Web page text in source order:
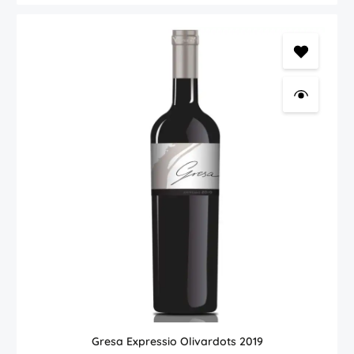
Vielschichtigkeit: Düfte von Veilchen, Muskat und dunkler
Schokolade treten hervor und vereinen sich harmonisch. Am
Gaumen zeigt sich die ganze Kraft dieses großartigen Weins:
Vollmundig, warm und geschmeidig mit einer außergewöhnlichen
Tiefe und einem langen, eleganten Finale, das von einer feinen
After-Eight-Note begleitet wird. Im Abgang offenbart er eine
frische, satte Frucht, die für Rotweine aus dem Priorat typisch ist.
Weinberge und Herstellung Die Trauben für den Marge gedeihen
auf den steilen Terrassenlagen der Rebberge Mas d’en Cacador
und Mas d’en Ferran. Diese Weinberge ruhen auf den berühmten
Llicorello-Böden, einer Mischung aus Schiefer und mineralhaltigen
Gesteinen, die dem Wein seine unverkennbare Eleganz und
Komplexität verleihen. Die alten Rebstöcke produzieren nur
geringe Erträge von 1,5 bis 2 Kilogramm pro Stock – eine Menge,
die höchste Konzentration und Qualität garantiert. Mit einer
Jahresproduktion von lediglich rund 20.000 Flaschen bleibt der
Marge eine echte Rarität. Geschichte und Tradition Das Priorat,
wichtigsten Weinregionen Spaniens. Aufgrund des extrem hohen
Arbeitsaufwands in den schwer zugänglichen Steillagen wurden
viele Weinberge aufgegeben. Heute konzentriert sich der Anbau
auf die besten Lagen, die von erfahrenen Winzern wie Raimon
Castellvi bewirtschaftet werden. Seine Leidenschaft und sein
Einsatz für die Pflege dieser herausfordernden Weinberge
spiegeln sich in jedem Tropfen des Marge wider. Lagerung und
Trinkempfehlung Der Marge ist bereits jetzt ein Genuss, kann aberGresa Expressio Olivardots 2019